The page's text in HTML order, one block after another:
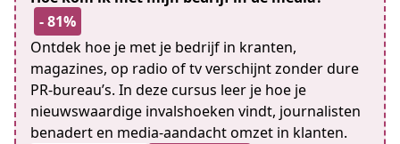
- 81%
Ontdek hoe je met je bedrijf in kranten,
magazines, op radio of tv verschijnt zonder dure
PR-bureau’s. In deze cursus leer je hoe je
nieuwswaardige invalshoeken vindt, journalisten
benadert en media-aandacht omzet in klanten.